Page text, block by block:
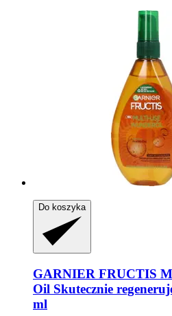
Do koszyka
GARNIER FRUCTIS
Oil Skutecznie
ml